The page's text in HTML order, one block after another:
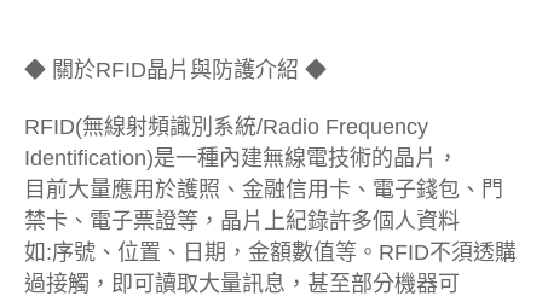
◆ 關於RFID晶片與防護介紹 ◆
RFID(無線射頻識別系統/Radio Frequency
Identification)是一種內建無線電技術的晶片，
目前大量應用於護照、金融信用卡、電子錢包、門
禁卡、電子票證等，晶片上紀錄許多個人資料
如:序號、位置、日期，金額數值等。RFID不須透購
過接觸，即可讀取大量訊息，甚至部分機器可